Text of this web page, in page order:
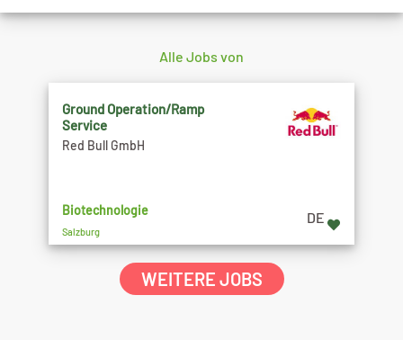
Alle Jobs von
Ground Operation/Ramp
Service
Red Bull GmbH
Biotechnologie
Salzburg
DE
WEITERE JOBS